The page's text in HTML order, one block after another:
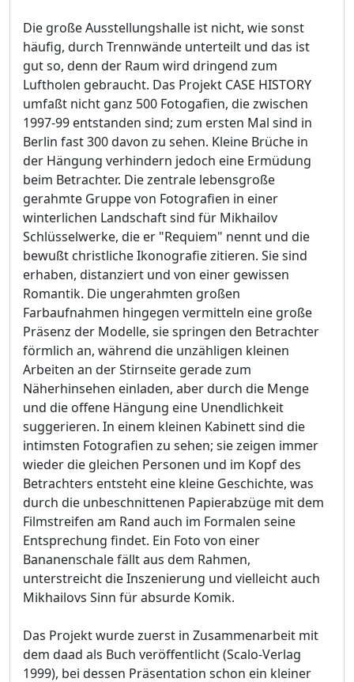
Die große Ausstellungshalle ist nicht, wie sonst
häufig, durch Trennwände unterteilt und das ist
gut so, denn der Raum wird dringend zum
Luftholen gebraucht. Das Projekt CASE HISTORY
umfaßt nicht ganz 500 Fotogafien, die zwischen
1997-99 entstanden sind; zum ersten Mal sind in
Berlin fast 300 davon zu sehen. Kleine Brüche in
der Hängung verhindern jedoch eine Ermüdung
beim Betrachter. Die zentrale lebensgroße
gerahmte Gruppe von Fotografien in einer
winterlichen Landschaft sind für Mikhailov
Schlüsselwerke, die er "Requiem" nennt und die
bewußt christliche Ikonografie zitieren. Sie sind
erhaben, distanziert und von einer gewissen
Romantik. Die ungerahmten großen
Farbaufnahmen hingegen vermitteln eine große
Präsenz der Modelle, sie springen den Betrachter
förmlich an, während die unzähligen kleinen
Arbeiten an der Stirnseite gerade zum
Näherhinsehen einladen, aber durch die Menge
und die offene Hängung eine Unendlichkeit
suggerieren. In einem kleinen Kabinett sind die
intimsten Fotografien zu sehen; sie zeigen immer
wieder die gleichen Personen und im Kopf des
Betrachters entsteht eine kleine Geschichte, was
durch die unbeschnittenen Papierabzüge mit dem
Filmstreifen am Rand auch im Formalen seine
Entsprechung findet. Ein Foto von einer
Bananenschale fällt aus dem Rahmen,
unterstreicht die Inszenierung und vielleicht auch
Mikhailovs Sinn für absurde Komik.
Das Projekt wurde zuerst in Zusammenarbeit mit
dem daad als Buch veröffentlicht (Scalo-Verlag
1999), bei dessen Präsentation schon ein kleiner